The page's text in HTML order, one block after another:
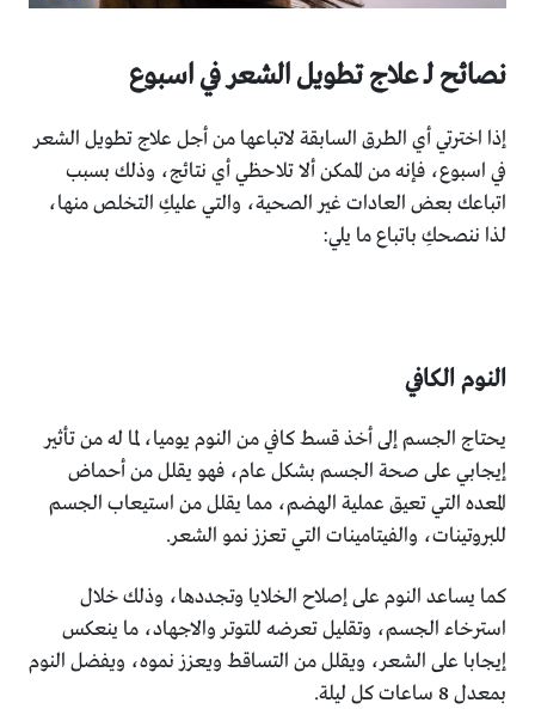
نصائح لـ علاج تطويل الشعر في اسبوع
إذا اخترتي أي الطرق السابقة لاتباعها من أجل علاج تطويل الشعر
في اسبوع، فإنه من الممكن ألا تلاحظي أي نتائج، وذلك بسبب
اتباعك بعض العادات غير الصحية، والتي عليكِ التخلص منها،
لذا ننصحكِ باتباع ما يلي:
النوم الكافي
يحتاج الجسم إلى أخذ قسط كافي من النوم يوميا، لما له من تأثير
إيجابي على صحة الجسم بشكل عام، فهو يقلل من أحماض
المعده التي تعيق عملية الهضم، مما يقلل من استيعاب الجسم
للبروتينات، والفيتامينات التي تعزز نمو الشعر.
كما يساعد النوم على إصلاح الخلايا وتجددها، وذلك خلال
استرخاء الجسم، وتقليل تعرضه للتوتر والاجهاد، ما ينعكس
إيجابا على الشعر، ويقلل من التساقط ويعزز نموه، ويفضل النوم
بمعدل 8 ساعات كل ليلة.